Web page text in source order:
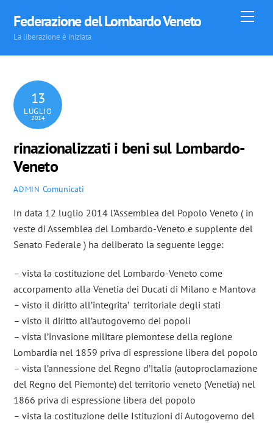
content
Federazione del Lombardo Veneto
La liberazione è iniziata
13
LUGLIO
2014
rinazionalizzati i beni sul Lombardo-
Veneto
ADMIN Comunicati
In data 12 luglio 2014 l’Assemblea del Popolo Veneto ( in
veste di Assemblea del Lombardo-Veneto e supplente del
Senato Federale ) ha deliberato la seguente legge:
– vista la costituzione del Lombardo-Veneto come
accorpamento alla Venetia dei Ducati di Milano e Mantova
– visto il diritto all’integrita’ territoriale degli stati
– visto il diritto all’autogoverno dei popoli
– vista l’invasione militare piemontese della regione
Lombardia nel 1859 priva di espressione libera del popolo
– vista l’annessione del Regno d’Italia (autoproclamazione
del Regno del Piemonte) del territorio veneto (Venetia) nel
1866 priva di espressione libera del popolo
– vista la costituzione delle Istituzioni di Autogoverno del